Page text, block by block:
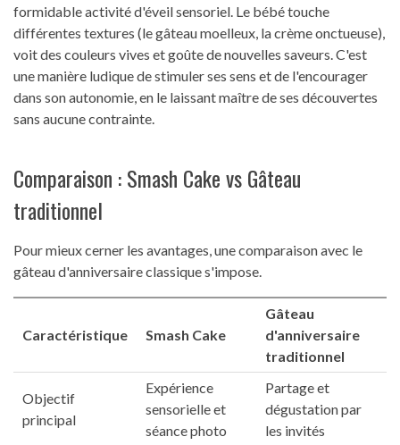
formidable activité d'éveil sensoriel. Le bébé touche
différentes textures (le gâteau moelleux, la crème onctueuse),
voit des couleurs vives et goûte de nouvelles saveurs. C'est
une manière ludique de stimuler ses sens et de l'encourager
dans son autonomie, en le laissant maître de ses découvertes
sans aucune contrainte.
Comparaison : Smash Cake vs Gâteau
traditionnel
Pour mieux cerner les avantages, une comparaison avec le
gâteau d'anniversaire classique s'impose.
Caractéristique Smash Cake
Gâteau
d'anniversaire
traditionnel
Objectif
principal
Expérience
sensorielle et
séance photo
Partage et
dégustation par
les invités